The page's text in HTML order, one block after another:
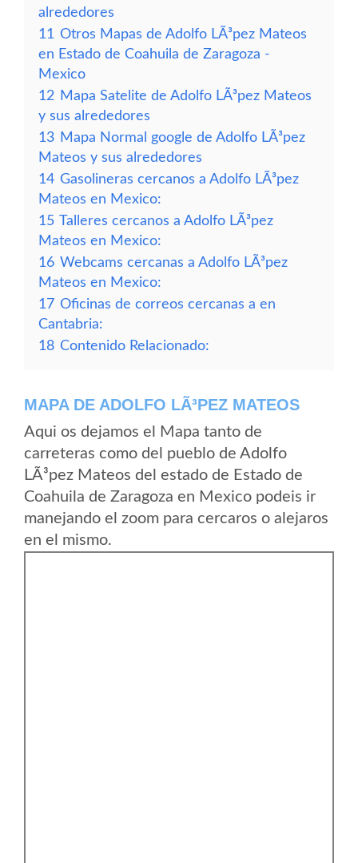
alrededores
11 Otros Mapas de Adolfo LÃ³pez Mateos
en Estado de Coahuila de Zaragoza -
Mexico
12 Mapa Satelite de Adolfo LÃ³pez Mateos
y sus alrededores
13 Mapa Normal google de Adolfo LÃ³pez
Mateos y sus alrededores
14 Gasolineras cercanos a Adolfo LÃ³pez
Mateos en Mexico:
15 Talleres cercanos a Adolfo LÃ³pez
Mateos en Mexico:
16 Webcams cercanas a Adolfo LÃ³pez
Mateos en Mexico:
17 Oficinas de correos cercanas a en
Cantabria:
18 Contenido Relacionado:
MAPA DE ADOLFO LÃ³PEZ MATEOS
Aqui os dejamos el Mapa tanto de
carreteras como del pueblo de Adolfo
LÃ³pez Mateos del estado de Estado de
Coahuila de Zaragoza en Mexico podeis ir
manejando el zoom para cercaros o alejaros
en el mismo.